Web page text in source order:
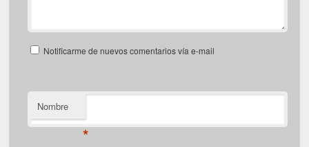
Notificarme de nuevos comentarios vía e-mail
Nombre
*